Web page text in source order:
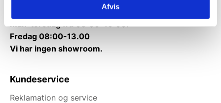
Afvis
Fredag 08:00-13.00
Vi har ingen showroom.
Kundeservice
Reklamation og service